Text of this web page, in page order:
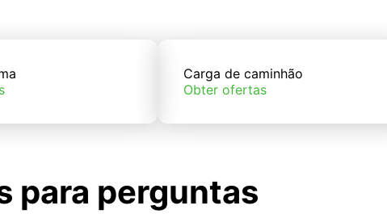
Carga de caminhão
Obter ofertas
para perguntas